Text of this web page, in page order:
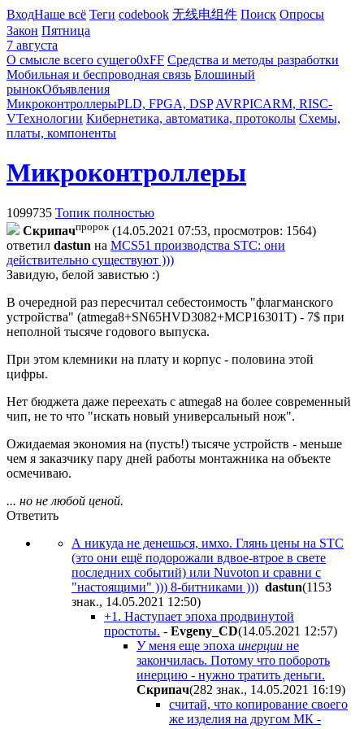
ВходНаше всё Теги codebook 无线电组件 Поиск Опросы
Закон Пятница
7 августа
О смысле всего сущего0xFF Средства и методы разработки
Мобильная и беспроводная связь Блошиный
рынокОбъявления
МикроконтроллерыPLD, FPGA, DSP AVRPICARM, RISC-
VТехнологии Кибернетика, автоматика, протоколы Схемы,
платы, компоненты
Микроконтроллеры
1099735 Топик полностью
Cкpипaчпророк (14.05.2021 07:53, просмотров: 1564)
ответил dastun на MCS51 производства STC: они
действительно существуют )))
Завидую, белой завистью :)
В очередной раз пересчитал себестоимость "флагманского
устройства" (atmega8+SN65HVD3082+MCP16301T) - 7$ при
неполной тысяче годового выпуска.
При этом клемники на плату и корпус - половина этой
цифры.
Нет бюджета даже переехать с atmega8 на более современный
чип, не то что "искать новый универсальный нож".
Ожидаемая экономия на (пусть!) тысяче устройств - меньше
чем я заказчику пару дней работы монтажника на объекте
осмечиваю.
... но не любой ценой.
Ответить
А никуда не денешься, имхо. Глянь цены на STC
(это они ещё подорожали вдвое-втрое в свете
последних событий) или Nuvoton и сравни с
"настоящими" ))) 8-битниками ))) dastun(1153
знак., 14.05.2021 12:50)
+1. Наступает эпоха продвинутой
простоты. - Evgeny_CD(14.05.2021 12:57)
У меня еще эпоха инерции не
закончилась. Потому что побороть
инерцию - нужно тратить деньги.
Cкpипaч(282 знак., 14.05.2021 16:19)
считай, что копирование своего
же изделия на другом МК -